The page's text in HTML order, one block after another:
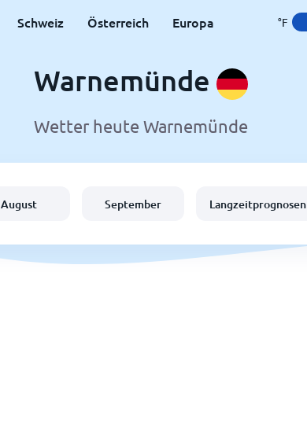
Schweiz Österreich Europa °F
Warnemünde
Wetter heute Warnemünde
August September Langzeitprognosen